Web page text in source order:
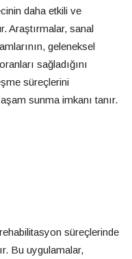
daha etkili ve
Araştırmalar, sanal
geleneksel
sağladığını
süreçlerini
sunma imkanı tanır.
süreçlerinde
Bu uygulamalar,